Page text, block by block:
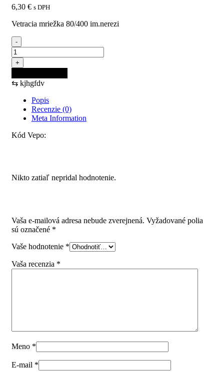
6,30 € s DPH
Vetracia mriežka 80/400 im.nerezi
-
množstvo
Vetracia
mriežka
80/400
im.nerezi
+
⇆ kjhgfdv
Popis
Recenzie (0)
Meta Information
Kód Vepo:
Nikto zatiaľ nepridal hodnotenie.
Vaša e-mailová adresa nebude zverejnená. Vyžadované polia
sú označené *
Vaše hodnotenie *
Vaša recenzia *
Meno *
E-mail *